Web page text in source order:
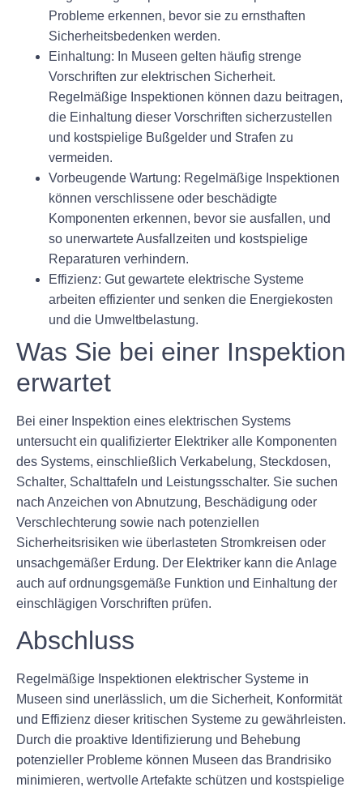
Probleme erkennen, bevor sie zu ernsthaften
Sicherheitsbedenken werden.
Einhaltung: In Museen gelten häufig strenge
Vorschriften zur elektrischen Sicherheit.
Regelmäßige Inspektionen können dazu beitragen,
die Einhaltung dieser Vorschriften sicherzustellen
und kostspielige Bußgelder und Strafen zu
vermeiden.
Vorbeugende Wartung: Regelmäßige Inspektionen
können verschlissene oder beschädigte
Komponenten erkennen, bevor sie ausfallen, und
so unerwartete Ausfallzeiten und kostspielige
Reparaturen verhindern.
Effizienz: Gut gewartete elektrische Systeme
arbeiten effizienter und senken die Energiekosten
und die Umweltbelastung.
Was Sie bei einer Inspektion
erwartet
Bei einer Inspektion eines elektrischen Systems
untersucht ein qualifizierter Elektriker alle Komponenten
des Systems, einschließlich Verkabelung, Steckdosen,
Schalter, Schalttafeln und Leistungsschalter. Sie suchen
nach Anzeichen von Abnutzung, Beschädigung oder
Verschlechterung sowie nach potenziellen
Sicherheitsrisiken wie überlasteten Stromkreisen oder
unsachgemäßer Erdung. Der Elektriker kann die Anlage
auch auf ordnungsgemäße Funktion und Einhaltung der
einschlägigen Vorschriften prüfen.
Abschluss
Regelmäßige Inspektionen elektrischer Systeme in
Museen sind unerlässlich, um die Sicherheit, Konformität
und Effizienz dieser kritischen Systeme zu gewährleisten.
Durch die proaktive Identifizierung und Behebung
potenzieller Probleme können Museen das Brandrisiko
minimieren, wertvolle Artefakte schützen und kostspielige